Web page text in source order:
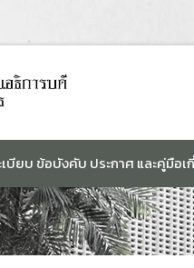
เบียบ ข้อบังคับ ประกาศ และคู่มือ